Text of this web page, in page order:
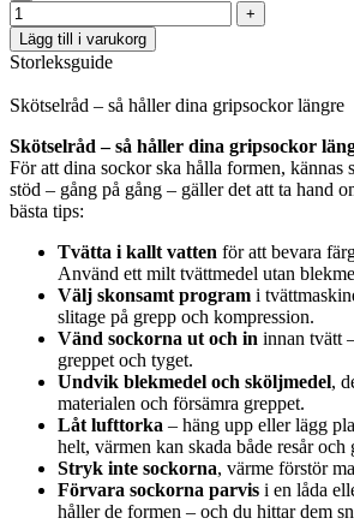
Lägg till i varukorg
Storleksguide
Skötselråd – så håller dina gripsockor längre
Skötselråd – så håller dina gripsockor
För att dina sockor ska hålla formen, kännas
stöd – gång på gång – gäller det att ta hand
bästa tips:
Tvätta i kallt vatten för att bevara
Använd ett milt tvättmedel utan
Välj skonsamt program i
slitage på grepp och kompression.
Vänd sockorna ut och in innan tvätt
greppet och tyget.
Undvik blekmedel och sköljmedel,
materialen och försämra greppet.
Låt lufttorka – häng upp eller lägg
helt, värmen kan skada både resår och
Stryk inte sockorna, värme förstör
Förvara sockorna parvis i en låda
håller de formen – och du hittar dem